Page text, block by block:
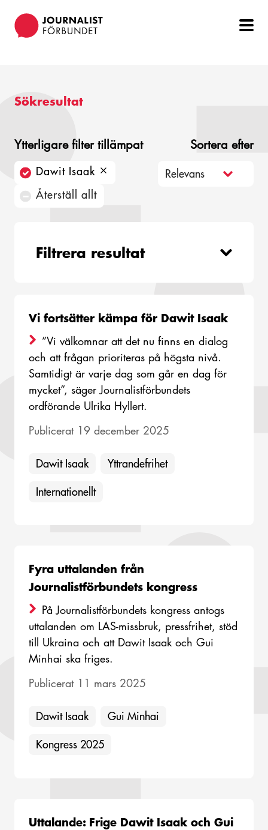
Sökresultat
Ytterligare filter tillämpat
Dawit Isaak
Återställ allt
Sortera efter
Vi fortsätter kämpa för Dawit Isaak
”Vi välkomnar att det nu finns en dialog
och att frågan prioriteras på högsta nivå.
Samtidigt är varje dag som går en dag för
mycket”, säger Journalistförbundets
ordförande Ulrika Hyllert.
Publicerat 19 december 2025
Dawit Isaak Yttrandefrihet
Internationellt
Fyra uttalanden från
Journalistförbundets kongress
På Journalistförbundets kongress antogs
uttalanden om LAS-missbruk, pressfrihet, stöd
till Ukraina och att Dawit Isaak och Gui
Minhai ska friges.
Publicerat 11 mars 2025
Dawit Isaak Gui Minhai
Kongress 2025
Uttalande: Frige Dawit Isaak och Gui
Filtrera resultat